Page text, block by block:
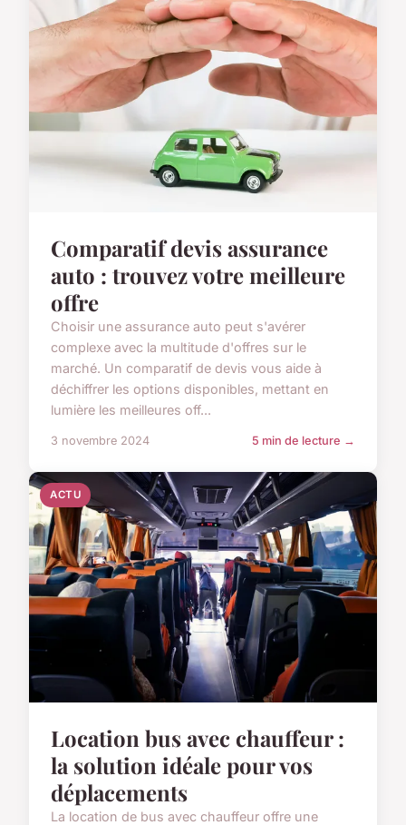
Comparatif devis assurance
auto : trouvez votre meilleure
offre
Choisir une assurance auto peut s'avérer
complexe avec la multitude d'offres sur le
marché. Un comparatif de devis vous aide à
déchiffrer les options disponibles, mettant en
lumière les meilleures off...
3 novembre 2024 5 min de lecture →
ACTU
Location bus avec chauffeur :
la solution idéale pour vos
déplacements
La location de bus avec chauffeur offre une